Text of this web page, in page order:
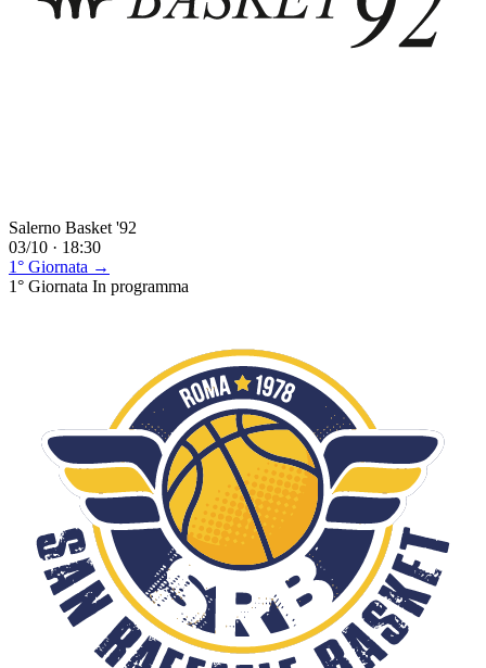
Salerno Basket '92
03/10 · 18:30
1° Giornata →
1° Giornata In programma